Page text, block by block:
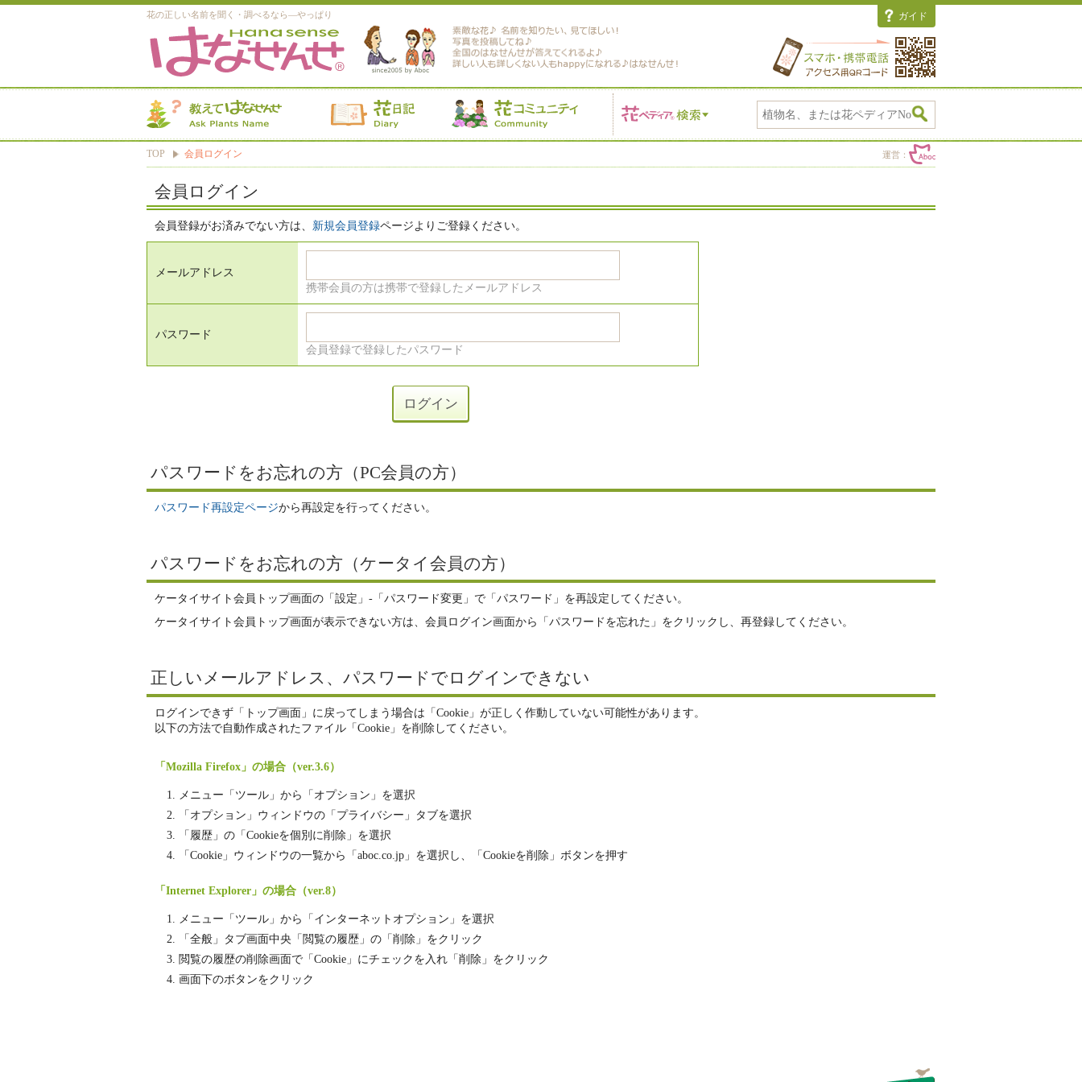
花の正しい名前を聞く・調べるなら―やっぱり ガイド
運営：
TOP 会員ログイン
会員ログイン
会員登録がお済みでない方は、 新規会員登録ページよりご登録ください。
メールアドレス
携帯会員の方は携帯で登録したメールアドレス
パスワード
会員登録で登録したパスワード
パスワードをお忘れの方（PC会員の方）
パスワード再設定ページから再設定を行ってください。
パスワードをお忘れの方（ケータイ会員の方）
ケータイサイト会員トップ画面の「設定」-「パスワード変更」で「パスワード」を再設定してください。
ケータイサイト会員トップ画面が表示できない方は、会員ログイン画面から「パスワードを忘れた」をクリックし、再登録してください。
正しいメールアドレス、パスワードでログインできない
ログインできず「トップ画面」に戻ってしまう場合は「Cookie」が正しく作動していない可能性があります。
以下の方法で自動作成されたファイル「Cookie」を削除してください。
「Mozilla Firefox」の場合（ver.3.6）
メニュー「ツール」から「オプション」を選択
「オプション」ウィンドウの「プライバシー」タブを選択
「履歴」の「Cookieを個別に削除」を選択
「Cookie」ウィンドウの一覧から「aboc.co.jp」を選択し、「Cookieを削除」ボタンを押す
「Internet Explorer」の場合（ver.8）
メニュー「ツール」から「インターネットオプション」を選択
「全般」タブ画面中央「閲覧の履歴」の「削除」をクリック
閲覧の履歴の削除画面で「Cookie」にチェックを入れ「削除」をクリック
画面下のボタンをクリック